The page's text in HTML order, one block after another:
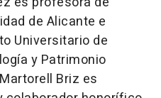
de Alicante e
Universitario de
y Patrimonio
Briz es